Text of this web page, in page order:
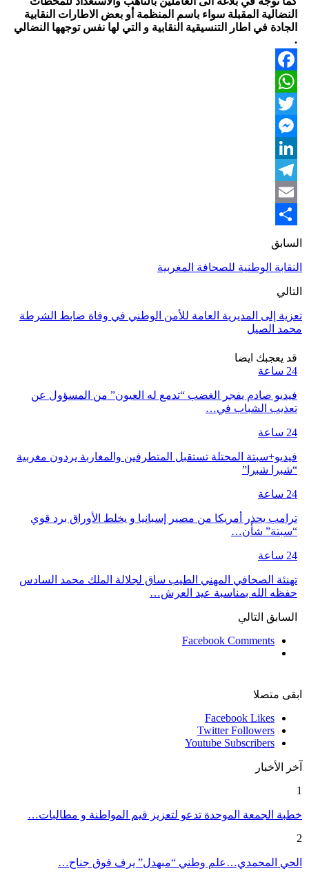
النضالية المقبلة سواء باسم المنظمة أو بعض الاطارات النقابية
الجادة في اطار التنسيقية النقابية و التي لها نفس توجهها النضالي
.
Facebook
WhatsApp
Twitter
Messenger
LinkedIn
Telegram
Email
Share
السابق
النقابة الوطنية للصحافة المغربية
التالي
تعزية إلى المديرية العامة للأمن الوطني في وفاة ضابط الشرطة
محمد الصيل
قد يعجبك ايضا
24 ساعة
فيديو صادم يفجر الغضب “تدمع له العيون” من المسؤول عن
تعذيب الشباب في…
24 ساعة
فيديو+سبتة المحتلة تستقبل المتطرفين والمغاربة يردون مغربية
“شبرا شبرا”
24 ساعة
ترامب يحذر أمريكا من مصير إسبانيا و يخلط الأوراق برد قوي
“سبتة” شأن…
24 ساعة
تهنئة الصحافي المهني الطيب ساق لجلالة الملك محمد السادس
حفظه الله بمناسبة عيد العرش…
السابق التالي
Facebook Comments
ابقى متصلا
Facebook Likes
Twitter Followers
Youtube Subscribers
آخر الأخبار
1
خطبة الجمعة الموحدة تدعو لتعزيز قيم المواطنة و مطالبات…
2
الحي المحمدي…علم وطني “مبهدل” يرف فوق جناح…